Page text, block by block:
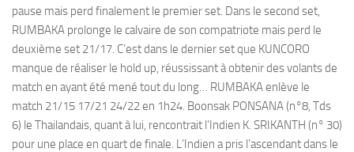
pause mais perd finalement le premier set. Dans le second set,
RUMBAKA prolonge le calvaire de son compatriote mais perd le
deuxième set 21/17. C’est dans le dernier set que KUNCORO
manque de réaliser le hold up, réussissant à obtenir des volants de
match en ayant été mené tout du long… RUMBAKA enlève le
match 21/15 17/21 24/22 en 1h24. Boonsak PONSANA (n°8, Tds
6) le Thailandais, quant à lui, rencontrait l’Indien K. SRIKANTH (n° 30)
pour une place en quart de finale. L’Indien a pris l’ascendant dans le